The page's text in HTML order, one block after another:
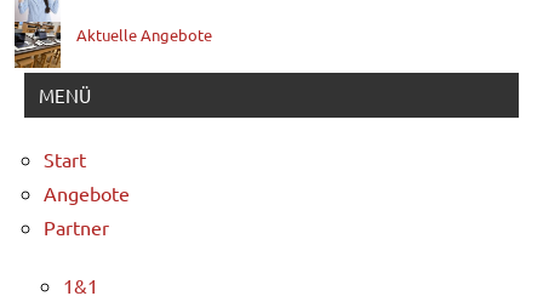
Aktuelle Angebote
MENÜ
Start
Angebote
Partner
1&1